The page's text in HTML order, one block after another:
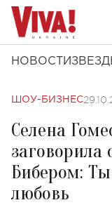
НОВОСТИ
ШОУ-БИЗНЕС
Селена
заговорила
Бибером:
любовь